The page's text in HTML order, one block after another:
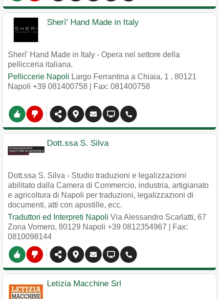
Sherì' Hand Made in Italy
Sherì' Hand Made in Italy - Opera nel settore della
pellicceria italiana.
Pelliccerie Napoli Largo Ferrantina a Chiaia, 1 , 80121
Napoli +39 081400758 | Fax: 081400758
Dott.ssa S. Silva
Dott.ssa S. Silva - Studio traduzioni e legalizzazioni
abilitato dalla Camera di Commercio, industria, artigianato
e agricoltura di Napoli per traduzioni, legalizzazioni di
documenti, atti con apostille, ecc.
Traduttori ed Interpreti Napoli Via Alessandro Scarlatti, 67
Zona Vomero, 80129 Napoli +39 0812354967 | Fax:
0810098144
Letizia Macchine Srl